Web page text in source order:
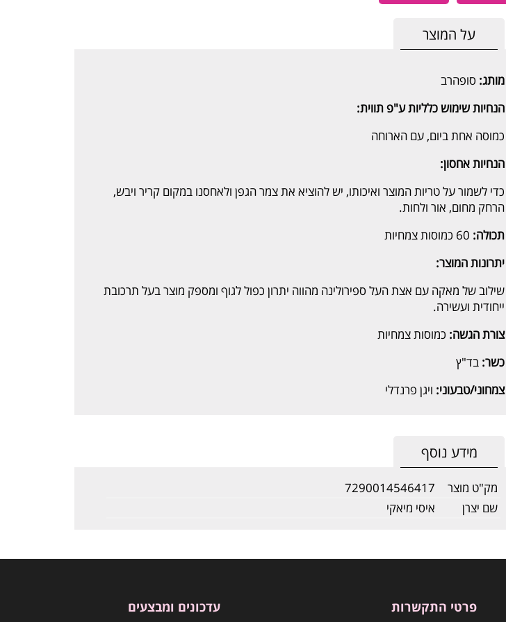
על המוצר
מותג: סופהרב
הנחיות שימוש כלליות ע"פ תווית:
כמוסה אחת ביום, עם הארוחה
הנחיות אחסון:
כדי לשמור על טריות המוצר ואיכותו, יש להוציא את צמר הגפן ולאחסנו במקום קריר ויבש,
הרחק מחום, אור ולחות.
תכולה:
יתרונות המוצר:
שילוב של מאקה עם אצת העל ספירולינה מהווה יתרון כפול לגוף ומספק מוצר בעל תרכובת
ייחודית ועשירה.
צורת הגשה: כמוסות צמחיות
כשר: בד"ץ
צמחוני/טבעוני: ויגן פרנדלי
מידע נוסף
מק"ט מוצר
7290014546417
שם יצרן
איסי מיאקי
פרטי התקשרות עדכונים ומבצעים